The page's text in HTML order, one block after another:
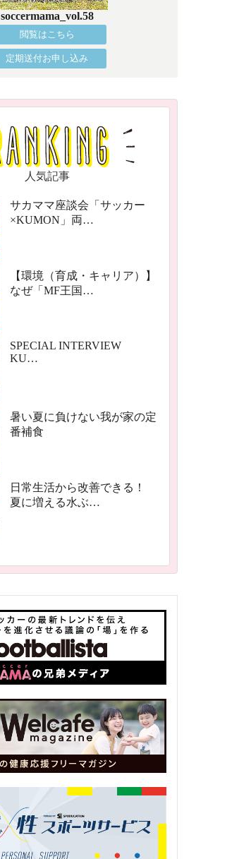
soccermama_vol.58
閲覧はこちら
定期送付お申し込み
人気記事
サカママ座談会「サッカー
×KUMON」両…
【環境（育成・キャリア）】
なぜ「MF王国…
SPECIAL INTERVIEW
KU…
暑い夏に負けない我が家の定
番補食
日常生活から改善できる！
夏に増える水ぶ…